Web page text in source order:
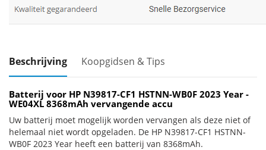
Beschrijving Koopgidsen & Tips
Batterij voor HP N39817-CF1 HSTNN-WB0F 2023 Year -
WE04XL 8368mAh vervangende accu
Uw batterij moet mogelijk worden vervangen als deze niet of
helemaal niet wordt opgeladen. De HP N39817-CF1 HSTNN-
WB0F 2023 Year heeft een batterij van 8368mAh.